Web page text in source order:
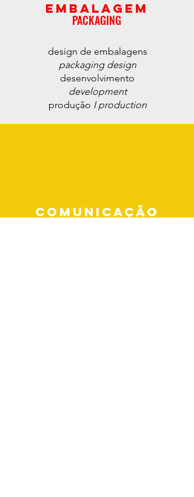
EMBALAGEM
PACKAGING
design de embalagens
packaging design
desenvolvimento
development
produção I production
COMUNICAÇÃO